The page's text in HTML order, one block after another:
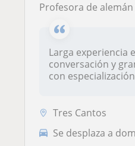
Profesora de alemán y de
Larga experiencia
conversación y
con
Tres Cantos
Se desplaza a